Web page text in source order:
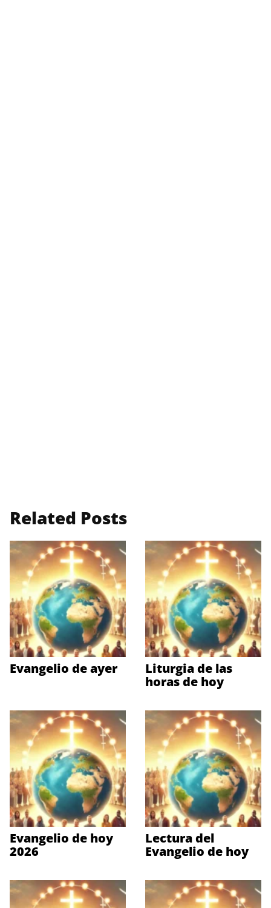
Related Posts
Evangelio de ayer
Liturgia de las
horas de hoy
Evangelio de hoy
2026
Lectura del
Evangelio de hoy